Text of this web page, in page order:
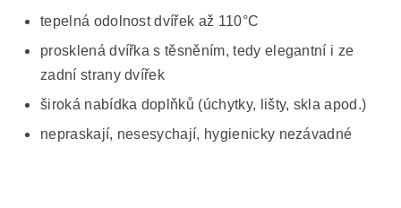
tepelná odolnost dvířek až 110°C
prosklená dvířka s těsněním, tedy elegantní i ze
zadní strany dvířek
široká nabídka doplňků (úchytky, lišty, skla apod.)
nepraskají, nesesychají, hygienicky nezávadné